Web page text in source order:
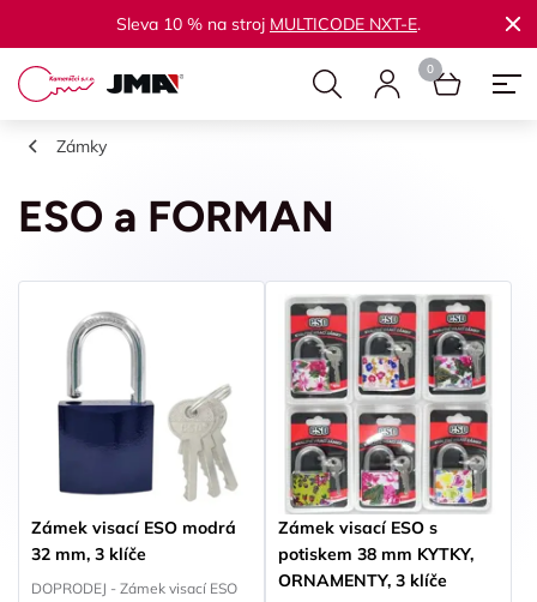
Sleva 10 % na stroj MULTICODE NXT-E.
Zámky
ESO a FORMAN
Zámek visací ESO modrá
32 mm, 3 klíče
DOPRODEJ - Zámek visací ESO
Zámek visací ESO s
potiskem 38 mm KYTKY,
ORNAMENTY, 3 klíče